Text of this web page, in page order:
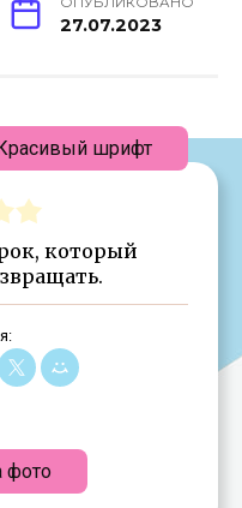
27.07.2023
который
фото
шрифт